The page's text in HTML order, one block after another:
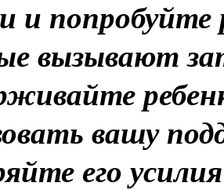
и попробуйте
вызывают
вашу
его